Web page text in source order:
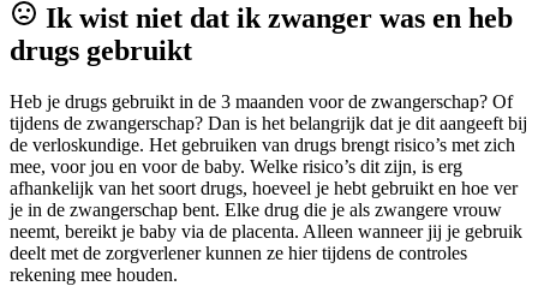
Ik wist niet dat ik zwanger was en heb
drugs gebruikt
Heb je drugs gebruikt in de 3 maanden voor de zwangerschap? Of
tijdens de zwangerschap? Dan is het belangrijk dat je dit aangeeft bij
de verloskundige. Het gebruiken van drugs brengt risico’s met zich
mee, voor jou en voor de baby. Welke risico’s dit zijn, is erg
afhankelijk van het soort drugs, hoeveel je hebt gebruikt en hoe ver
je in de zwangerschap bent. Elke drug die je als zwangere vrouw
neemt, bereikt je baby via de placenta. Alleen wanneer jij je gebruik
deelt met de zorgverlener kunnen ze hier tijdens de controles
rekening mee houden.